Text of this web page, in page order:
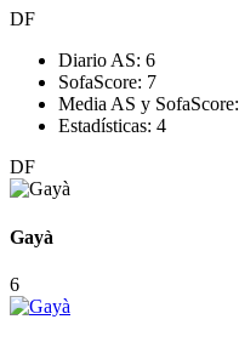
DF
Diario AS: 6
SofaScore: 7
Media AS y SofaScore:
Estadísticas: 4
DF
Gayà
6